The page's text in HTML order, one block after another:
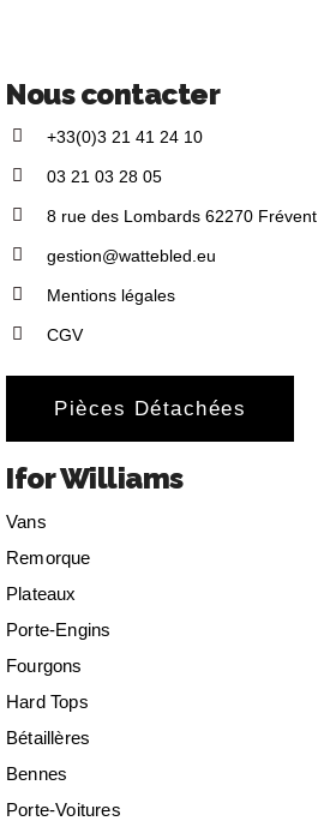
Nous contacter
+33(0)3 21 41 24 10
03 21 03 28 05
8 rue des Lombards 62270 Frévent
gestion@wattebled.eu
Mentions légales
CGV
Pièces Détachées
Ifor Williams
Vans
Remorque
Plateaux
Porte-Engins
Fourgons
Hard Tops
Bétaillères
Bennes
Porte-Voitures